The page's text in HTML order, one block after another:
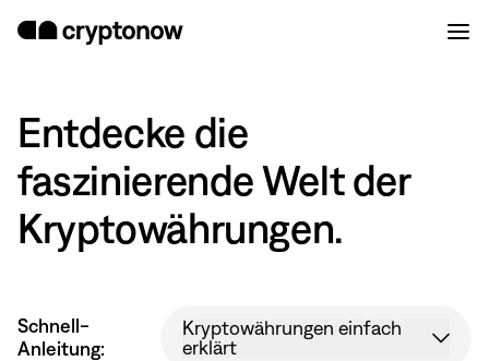
Entdecke die
faszinierende Welt der
Kryptowährungen.
Schnell-
Anleitung:
Kryptowährungen einfach
erklärt
Kryptowährungen einfach
erklärt
Kryptowährungen einfach
erklärt
Kryptowährungen einfach
erklärt